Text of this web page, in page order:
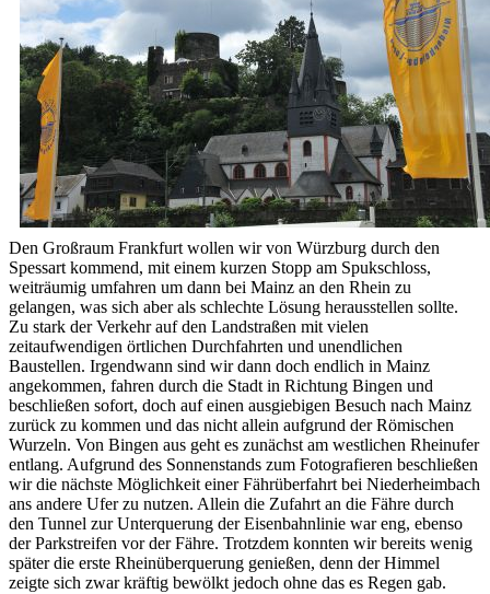
Den Großraum Frankfurt wollen wir von Würzburg durch den
Spessart kommend, mit einem kurzen Stopp am Spukschloss,
weiträumig umfahren um dann bei Mainz an den Rhein zu
gelangen, was sich aber als schlechte Lösung herausstellen sollte.
Zu stark der Verkehr auf den Landstraßen mit vielen
zeitaufwendigen örtlichen Durchfahrten und unendlichen
Baustellen. Irgendwann sind wir dann doch endlich in Mainz
angekommen, fahren durch die Stadt in Richtung Bingen und
beschließen sofort, doch auf einen ausgiebigen Besuch nach Mainz
zurück zu kommen und das nicht allein aufgrund der Römischen
Wurzeln. Von Bingen aus geht es zunächst am westlichen Rheinufer
entlang. Aufgrund des Sonnenstands zum Fotografieren beschließen
wir die nächste Möglichkeit einer Fährüberfahrt bei Niederheimbach
ans andere Ufer zu nutzen. Allein die Zufahrt an die Fähre durch
den Tunnel zur Unterquerung der Eisenbahnlinie war eng, ebenso
der Parkstreifen vor der Fähre. Trotzdem konnten wir bereits wenig
später die erste Rheinüberquerung genießen, denn der Himmel
zeigte sich zwar kräftig bewölkt jedoch ohne das es Regen gab.